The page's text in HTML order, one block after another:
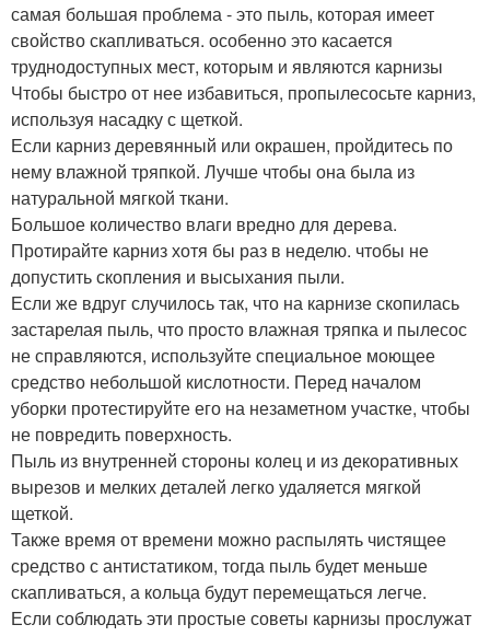
самая большая проблема - это пыль, которая имеет
свойство скапливаться. особенно это касается
труднодоступных мест, которым и являются карнизы
Чтобы быстро от нее избавиться, пропылесосьте карниз,
используя насадку с щеткой.
Если карниз деревянный или окрашен, пройдитесь по
нему влажной тряпкой. Лучше чтобы она была из
натуральной мягкой ткани.
Большое количество влаги вредно для дерева.
Протирайте карниз хотя бы раз в неделю. чтобы не
допустить скопления и высыхания пыли.
Если же вдруг случилось так, что на карнизе скопилась
застарелая пыль, что просто влажная тряпка и пылесос
не справляются, используйте специальное моющее
средство небольшой кислотности. Перед началом
уборки протестируйте его на незаметном участке, чтобы
не повредить поверхность.
Пыль из внутренней стороны колец и из декоративных
вырезов и мелких деталей легко удаляется мягкой
щеткой.
Также время от времени можно распылять чистящее
средство с антистатиком, тогда пыль будет меньше
скапливаться, а кольца будут перемещаться легче.
Если соблюдать эти простые советы карнизы прослужат